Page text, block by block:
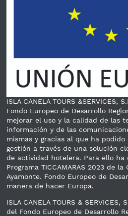
ISLA CANELA TOURS
Fondo Europeo de Desarrollo
mejorar el uso y la calidad de las
información y de las
mismas y gracias al que ha
gestión a través de una solución
de actividad hotelera. Para ello ha
Programa TICCAMARAS 2023 de
Ayamonte. Fondo Europeo de
manera de hacer Europa.
ISLA CANELA TOURS &
del Fondo Europeo de Desarrollo